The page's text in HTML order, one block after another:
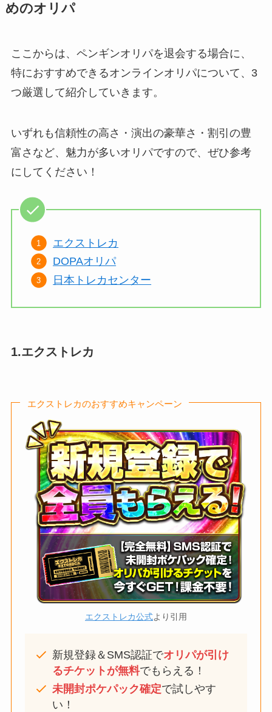
めのオリパ
ここからは、ペンギンオリパを退会する場合に、
特におすすめできるオンラインオリパについて、3
つ厳選して紹介していきます。
いずれも信頼性の高さ・演出の豪華さ・割引の豊
富さなど、魅力が多いオリパですので、ぜひ参考
にしてください！
エクストレカ
DOPAオリパ
日本トレカセンター
1.エクストレカ
エクストレカのおすすめキャンペーン
エクストレカ公式より引用
新規登録＆SMS認証でオリパが引け
るチケットが無料でもらえる！
未開封ポケパック確定で試しやす
い！